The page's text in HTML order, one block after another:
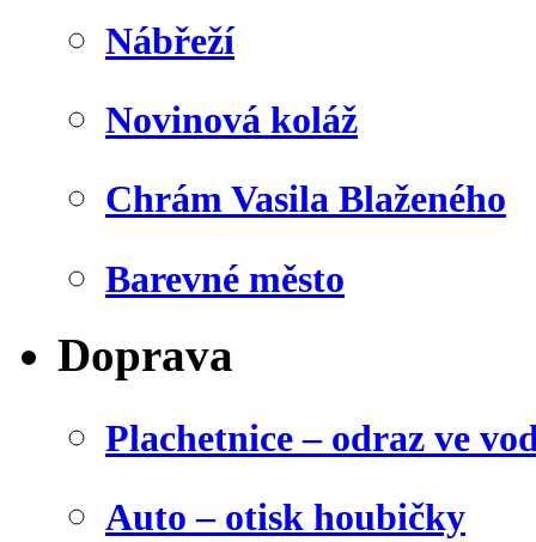
Nábřeží
Novinová koláž
Chrám Vasila Blaženého
Barevné město
Doprava
Plachetnice – odraz ve
Auto – otisk houbičky